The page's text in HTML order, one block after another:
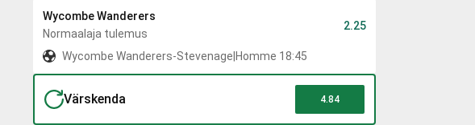
Wycombe Wanderers
Normaalaja tulemus
Wycombe Wanderers-Stevenage Homme 18:45
2.25
Värskenda 4.84